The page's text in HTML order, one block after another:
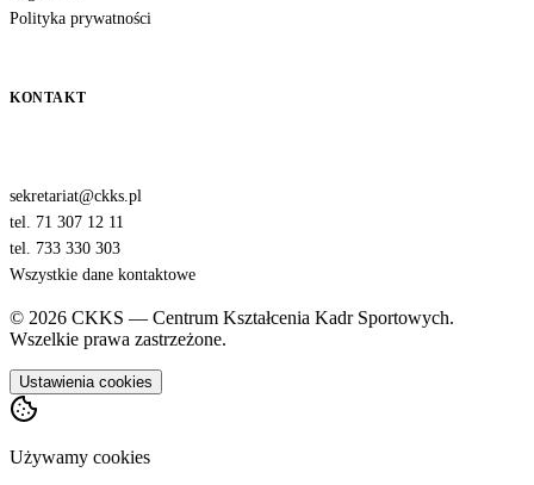
Polityka prywatności
KONTAKT
sekretariat@ckks.pl
tel. 71 307 12 11
tel. 733 330 303
Wszystkie dane kontaktowe
© 2026 CKKS — Centrum Kształcenia Kadr Sportowych.
Wszelkie prawa zastrzeżone.
Ustawienia cookies
Używamy cookies